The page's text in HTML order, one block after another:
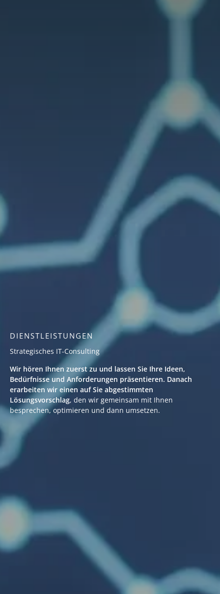
DIENSTLEISTUNGEN
Strategisches IT-Consulting
Wir hören Ihnen zuerst zu und lassen Sie Ihre Ideen,
Bedürfnisse und Anforderungen präsentieren. Danach
erarbeiten wir einen auf Sie abgestimmten
Lösungsvorschlag, den wir gemeinsam mit Ihnen
besprechen, optimieren und dann umsetzen.